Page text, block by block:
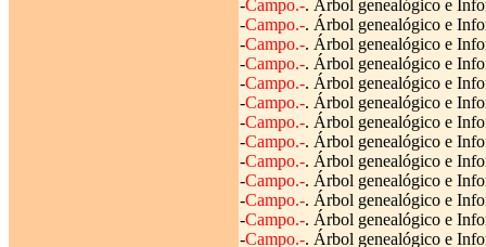
-Campo.-. Árbol genealógico e
-Campo.-. Árbol genealógico e
-Campo.-. Árbol genealógico e
-Campo.-. Árbol genealógico e
-Campo.-. Árbol genealógico e
-Campo.-. Árbol genealógico e
-Campo.-. Árbol genealógico e
-Campo.-. Árbol genealógico e
-Campo.-. Árbol genealógico e
-Campo.-. Árbol genealógico e
-Campo.-. Árbol genealógico e
-Campo.-. Árbol genealógico e
-Campo.-. Árbol genealógico e